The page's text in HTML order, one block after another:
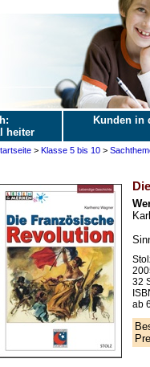
heiter
Kunden in
> Klasse 5 bis 10>
32
ab